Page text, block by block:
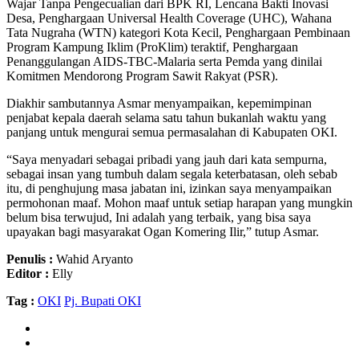
Wajar Tanpa Pengecualian dari BPK RI, Lencana Bakti Inovasi
Desa, Penghargaan Universal Health Coverage (UHC), Wahana
Tata Nugraha (WTN) kategori Kota Kecil, Penghargaan Pembinaan
Program Kampung Iklim (ProKlim) teraktif, Penghargaan
Penanggulangan AIDS-TBC-Malaria serta Pemda yang dinilai
Komitmen Mendorong Program Sawit Rakyat (PSR).
Diakhir sambutannya Asmar menyampaikan, kepemimpinan
penjabat kepala daerah selama satu tahun bukanlah waktu yang
panjang untuk mengurai semua permasalahan di Kabupaten OKI.
“Saya menyadari sebagai pribadi yang jauh dari kata sempurna,
sebagai insan yang tumbuh dalam segala keterbatasan, oleh sebab
itu, di penghujung masa jabatan ini, izinkan saya menyampaikan
permohonan maaf. Mohon maaf untuk setiap harapan yang mungkin
belum bisa terwujud, Ini adalah yang terbaik, yang bisa saya
upayakan bagi masyarakat Ogan Komering Ilir,” tutup Asmar.
Penulis : Wahid Aryanto
Editor : Elly
Tag : OKI Pj. Bupati OKI